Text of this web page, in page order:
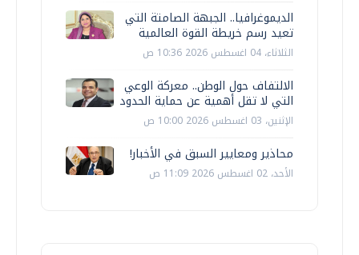
الديموغرافيا.. الجبهة الصامتة التي
تعيد رسم خريطة القوة العالمية
الثلاثاء، 04 اغسطس 2026 10:36 ص
الالتفاف حول الوطن.. معركة الوعي
التي لا تقل أهمية عن حماية الحدود
الإثنين، 03 اغسطس 2026 10:00 ص
محاذير ومعايير السبق في الأخبار!
الأحد، 02 اغسطس 2026 11:09 ص